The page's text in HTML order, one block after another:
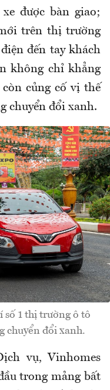
được bàn giao;
trên thị trường
đến tay khách
không chỉ khẳng
củng cố vị thế
chuyển đổi xanh.
số 1 thị trường ô tô
chuyển đổi xanh.
vụ, Vinhomes
trong mảng bất